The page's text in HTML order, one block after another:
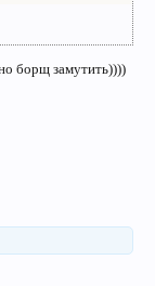
борщ замутить))))